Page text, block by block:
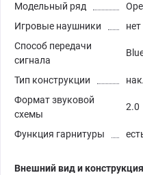
Модельный ряд
Игровые наушники
нет
Способ передачи
сигнала
Тип конструкции
Формат звуковой
схемы
2.0
Функция гарнитуры
Внешний вид и конструкция